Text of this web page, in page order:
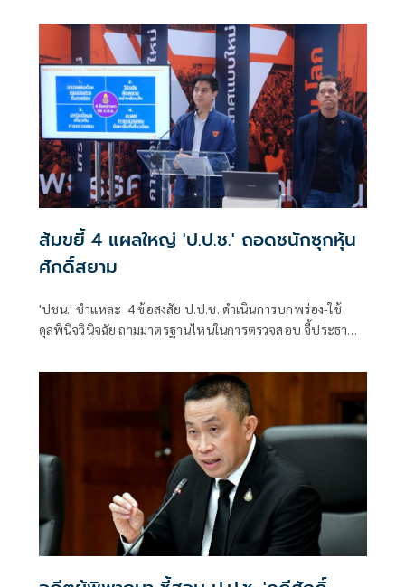
ดักทางอย่าปัดตกคำร้อง
ส้มขยี้ 4 แผลใหญ่ 'ป.ป.ช.' ถอดชนักซุกหุ้น
ศักดิ์สยาม
'ปชน.' ชำแหละ 4 ข้อสงสัย ป.ป.ช. ดำเนินการบกพร่อง-ใช้
ดุลพินิจวินิจฉัย ถามมาตรฐานไหนในการตรวจสอบ จี้ประธาน
คำร้อง